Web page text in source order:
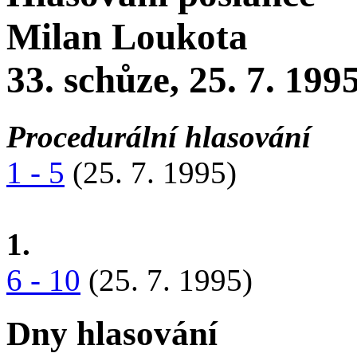
Milan Loukota
33. schůze, 25. 7.
Procedurální hlasování
1 - 5 (25. 7. 1995)
1.
6 - 10 (25. 7. 1995)
Dny hlasování